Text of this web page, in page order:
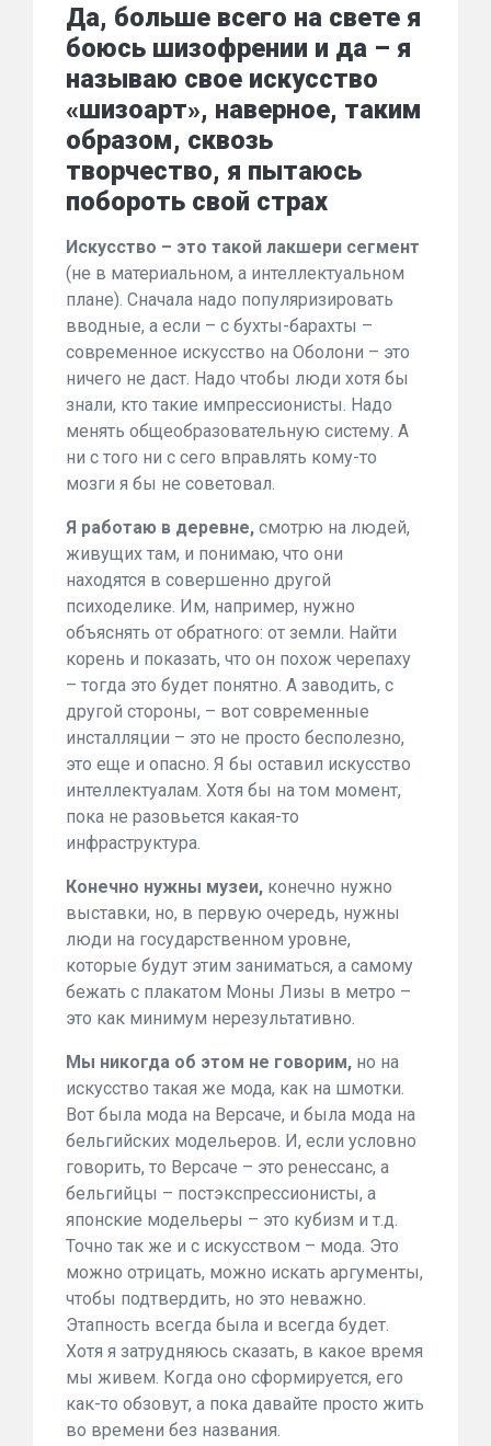
Да, больше всего на свете я
боюсь шизофрении и да – я
называю свое искусство
«шизоарт», наверное, таким
образом, сквозь
творчество, я пытаюсь
побороть свой страх
Искусство – это такой лакшери сегмент
(не в материальном, а интеллектуальном
плане). Сначала надо популяризировать
вводные, а если – с бухты-барахты –
современное искусство на Оболони – это
ничего не даст. Надо чтобы люди хотя бы
знали, кто такие импрессионисты. Надо
менять общеобразовательную систему. А
ни с того ни с сего вправлять кому-то
мозги я бы не советовал.
Я работаю в деревне, смотрю на людей,
живущих там, и понимаю, что они
находятся в совершенно другой
психоделике. Им, например, нужно
объяснять от обратного: от земли. Найти
корень и показать, что он похож черепаху
– тогда это будет понятно. А заводить, с
другой стороны, – вот современные
инсталляции – это не просто бесполезно,
это еще и опасно. Я бы оставил искусство
интеллектуалам. Хотя бы на том момент,
пока не разовьется какая-то
инфраструктура.
Конечно нужны музеи, конечно нужно
выставки, но, в первую очередь, нужны
люди на государственном уровне,
которые будут этим заниматься, а самому
бежать с плакатом Моны Лизы в метро –
это как минимум нерезультативно.
Мы никогда об этом не говорим, но на
искусство такая же мода, как на шмотки.
Вот была мода на Версаче, и была мода на
бельгийских модельеров. И, если условно
говорить, то Версаче – это ренессанс, а
бельгийцы – постэкспрессионисты, а
японские модельеры – это кубизм и т.д.
Точно так же и с искусством – мода. Это
можно отрицать, можно искать аргументы,
чтобы подтвердить, но это неважно.
Этапность всегда была и всегда будет.
Хотя я затрудняюсь сказать, в какое время
мы живем. Когда оно сформируется, его
как-то обзовут, а пока давайте просто жить
во времени без названия.